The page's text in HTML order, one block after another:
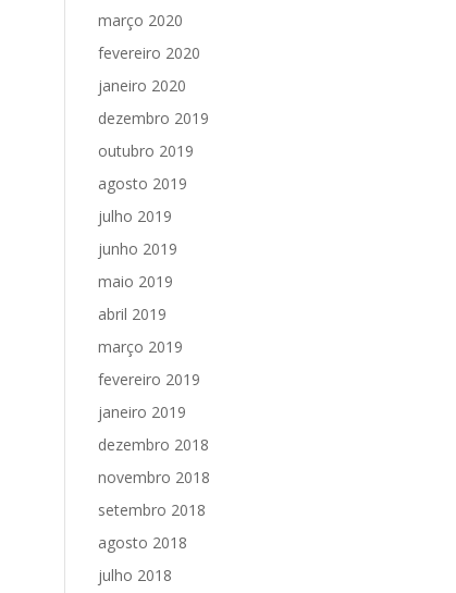
março 2020
fevereiro 2020
janeiro 2020
dezembro 2019
outubro 2019
agosto 2019
julho 2019
junho 2019
maio 2019
abril 2019
março 2019
fevereiro 2019
janeiro 2019
dezembro 2018
novembro 2018
setembro 2018
agosto 2018
julho 2018